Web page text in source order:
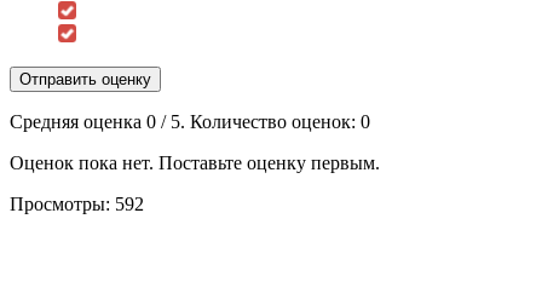
Отправить оценку
Средняя оценка 0 / 5. Количество оценок: 0
Оценок пока нет. Поставьте оценку первым.
Просмотры: 592